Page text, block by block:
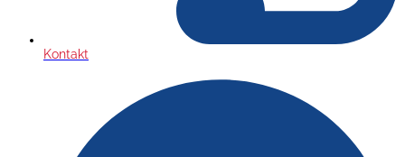
Kontakt